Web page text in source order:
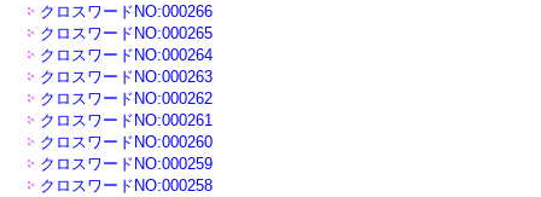
クロスワードNO:000266
クロスワードNO:000265
クロスワードNO:000264
クロスワードNO:000263
クロスワードNO:000262
クロスワードNO:000261
クロスワードNO:000260
クロスワードNO:000259
クロスワードNO:000258